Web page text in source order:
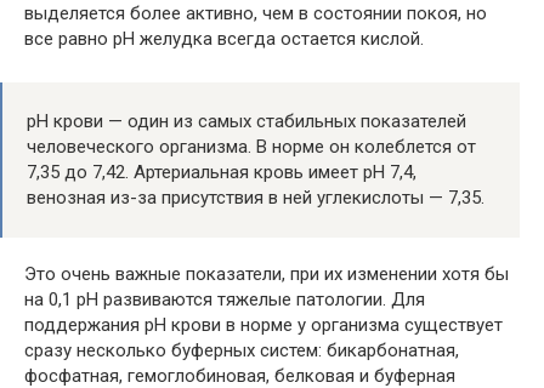
выделяется более активно, чем в состоянии покоя, но
все равно рН желудка всегда остается кислой.
рН крови — один из самых стабильных показателей
человеческого организма. В норме он колеблется от
7,35 до 7,42. Артериальная кровь имеет рН 7,4,
венозная из-за присутствия в ней углекислоты — 7,35.
Это очень важные показатели, при их изменении хотя бы
на 0,1 рН развиваются тяжелые патологии. Для
поддержания рН крови в норме у организма существует
сразу несколько буферных систем: бикарбонатная,
фосфатная, гемоглобиновая, белковая и буферная